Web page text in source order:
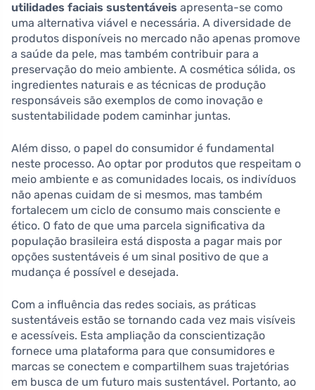
utilidades faciais sustentáveis apresenta-se como
uma alternativa viável e necessária. A diversidade de
produtos disponíveis no mercado não apenas promove
a saúde da pele, mas também contribuir para a
preservação do meio ambiente. A cosmética sólida, os
ingredientes naturais e as técnicas de produção
responsáveis são exemplos de como inovação e
sustentabilidade podem caminhar juntas.
Além disso, o papel do consumidor é fundamental
neste processo. Ao optar por produtos que respeitam o
meio ambiente e as comunidades locais, os indivíduos
não apenas cuidam de si mesmos, mas também
fortalecem um ciclo de consumo mais consciente e
ético. O fato de que uma parcela significativa da
população brasileira está disposta a pagar mais por
opções sustentáveis é um sinal positivo de que a
mudança é possível e desejada.
Com a influência das redes sociais, as práticas
sustentáveis estão se tornando cada vez mais visíveis
e acessíveis. Esta ampliação da conscientização
fornece uma plataforma para que consumidores e
marcas se conectem e compartilhem suas trajetórias
em busca de um futuro mais sustentável. Portanto, ao